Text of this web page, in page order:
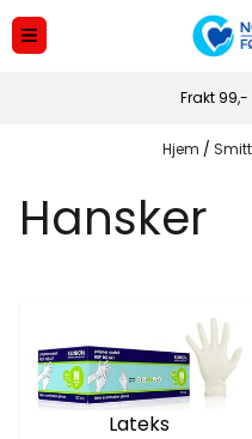
Hopp til innhold
Frakt 99,-
Hjem /
Hansker
Lateks